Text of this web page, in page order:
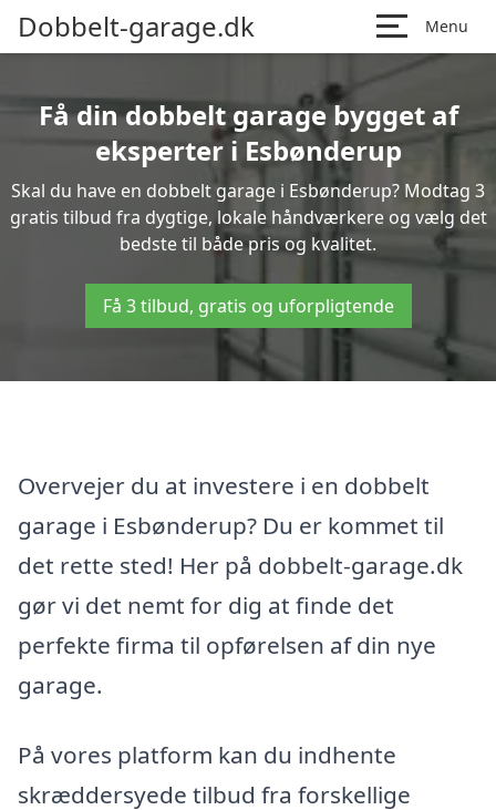
Dobbelt-garage.dk Menu
Få din dobbelt garage bygget af
eksperter i Esbønderup
Skal du have en dobbelt garage i Esbønderup? Modtag 3
gratis tilbud fra dygtige, lokale håndværkere og vælg det
bedste til både pris og kvalitet.
Få 3 tilbud, gratis og uforpligtende
Overvejer du at investere i en dobbelt
garage i Esbønderup? Du er kommet til
det rette sted! Her på dobbelt-garage.dk
gør vi det nemt for dig at finde det
perfekte firma til opførelsen af din nye
garage.
På vores platform kan du indhente
skræddersyede tilbud fra forskellige